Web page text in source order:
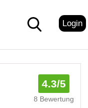
Login
4.3/5
8 Bewertung